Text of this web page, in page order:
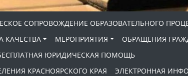
СОПРОВОЖДЕНИЕ ОБРАЗОВАТЕЛЬНОГО
КАЧЕСТВА МЕРОПРИЯТИЯ
ОБРАЩЕНИЯ
ЮРИДИЧЕСКАЯ ПОМОЩЬ
КРАСНОЯРСКОГО КРАЯ
ЭЛЕКТРОННАЯ